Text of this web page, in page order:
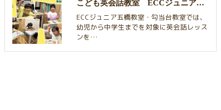
こども英会話教室 ECCジュニア五橋・勾当台教室
ECCジュニア五橋教室・勾当台教室では、
幼児から中学生までを対象に英会話レッス
ンを…